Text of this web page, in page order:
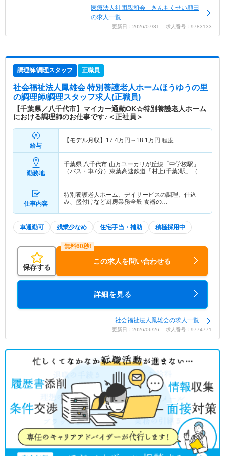
医療法人社団親和会 きんもくせい頴田
の求人一覧
更新日：2026/07/31 求人番号：9783133
調理師/調理スタッフ 正職員
社会福祉法人鳳雄会 特別養護老人ホームほうゆうの里
の調理師/調理スタッフ求人(正職員)
【千葉県／八千代市】マイカー通勤OK☆特別養護老人ホーム
における調理師のお仕事です♪＜正社員＞
給与
【モデル月収】 17.4万円～ 18.1 万円 程度
勤務地
千葉県 八千代市 山万ユーカリが丘線「中学校駅」
（バス・車7分）東葉高速鉄道「村上(千葉)駅」（バ
仕事内容
特別養護老人ホーム、デイサービスの調理、仕込
み、盛付けなど厨房業務全般 食器の…
車通勤可 残業少なめ 住宅手当・補助 積極採用中
保存する
この求人を問い合わせる
詳細を見る
社会福祉法人鳳雄会の求人一覧
更新日：2026/06/26 求人番号：9774771